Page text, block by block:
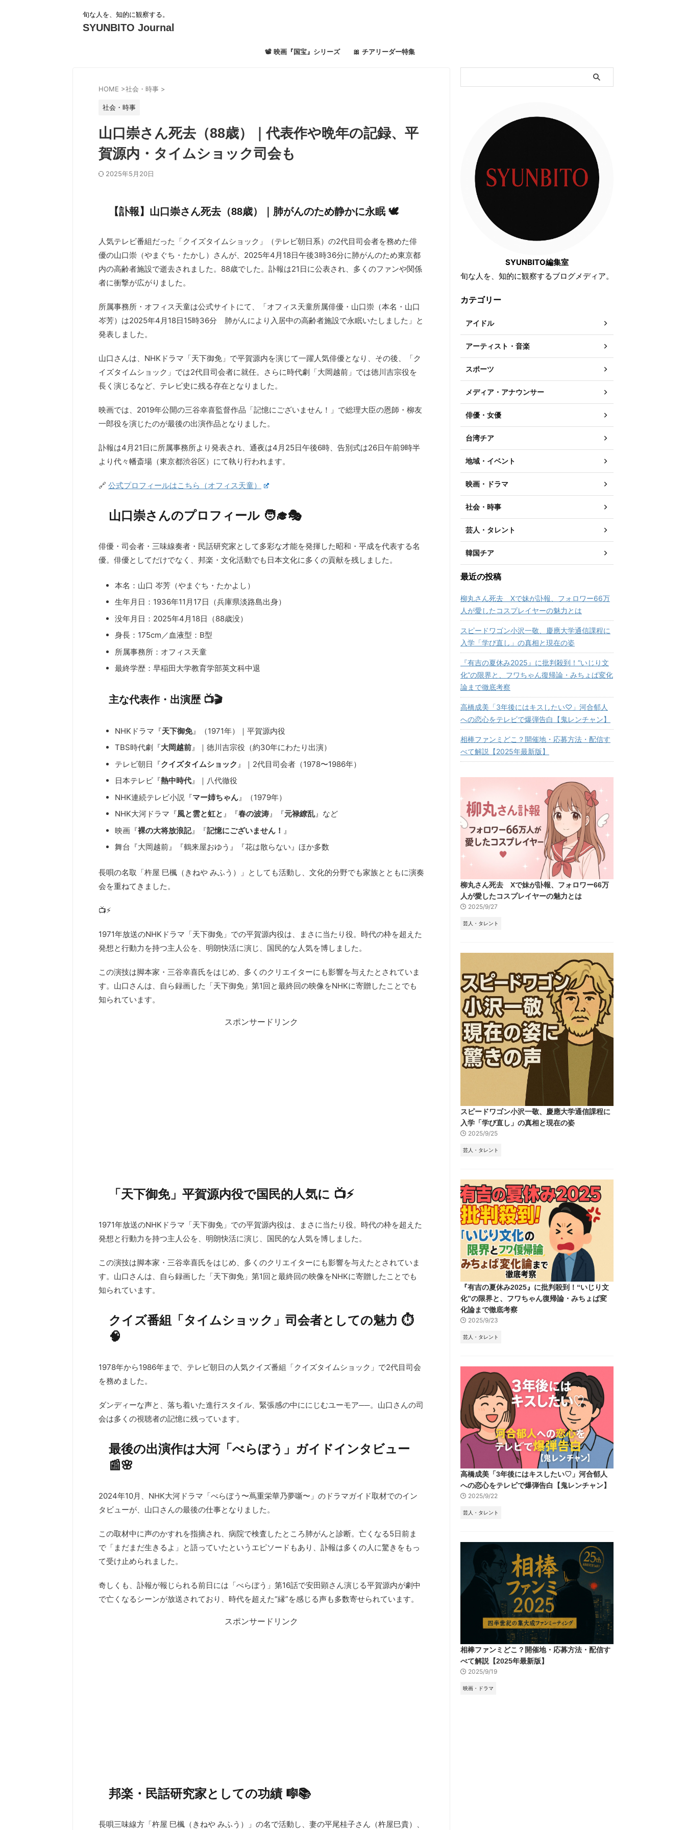
旬な人を、知的に観察する。
SYUNBITO Journal
📽 映画『国宝』シリーズ 🎀 チアリーダー特集
HOME >社会・時事 >
社会・時事
山口崇さん死去（88歳）｜代表作や晩年の記録、平
賀源内・タイムショック司会も
2025年5月20日
【訃報】山口崇さん死去（88歳）｜肺がんのため静かに永眠 🕊️
人気テレビ番組だった「クイズタイムショック」（テレビ朝日系）の2代目司会者を務めた俳
優の山口崇（やまぐち・たかし）さんが、2025年4月18日午後3時36分に肺がんのため東京都
内の高齢者施設で逝去されました。88歳でした。訃報は21日に公表され、多くのファンや関係
者に衝撃が広がりました。
所属事務所・オフィス天童は公式サイトにて、「オフィス天童所属俳優・山口崇（本名・山口
岑芳）は2025年4月18日15時36分 肺がんにより入居中の高齢者施設で永眠いたしました」と
発表しました。
山口さんは、NHKドラマ「天下御免」で平賀源内を演じて一躍人気俳優となり、その後、「ク
イズタイムショック」では2代目司会者に就任。さらに時代劇「大岡越前」では徳川吉宗役を
長く演じるなど、テレビ史に残る存在となりました。
映画では、2019年公開の三谷幸喜監督作品「記憶にございません！」で総理大臣の恩師・柳友
一郎役を演じたのが最後の出演作品となりました。
訃報は4月21日に所属事務所より発表され、通夜は4月25日午後6時、告別式は26日午前9時半
より代々幡斎場（東京都渋谷区）にて執り行われます。
🔗 公式プロフィールはこちら（オフィス天童）
山口崇さんのプロフィール 🧑‍🎓🎭
俳優・司会者・三味線奏者・民話研究家として多彩な才能を発揮した昭和・平成を代表する名
優。俳優としてだけでなく、邦楽・文化活動でも日本文化に多くの貢献を残しました。
本名：山口 岑芳（やまぐち・たかよし）
生年月日：1936年11月17日（兵庫県淡路島出身）
没年月日：2025年4月18日（88歳没）
身長：175cm／血液型：B型
所属事務所：オフィス天童
最終学歴：早稲田大学教育学部英文科中退
主な代表作・出演歴 📺🎬
NHKドラマ『天下御免』（1971年）｜平賀源内役
TBS時代劇『大岡越前』｜徳川吉宗役（約30年にわたり出演）
テレビ朝日『クイズタイムショック 』｜2代目司会者（1978〜1986年）
日本テレビ『熱中時代』｜八代徹役
NHK連続テレビ小説『マー姉ちゃん 』（1979年）
NHK大河ドラマ『風と雲と虹と 』『春の波涛』『元禄繚乱』など
映画『裸の大将放浪記』『記憶にございません！ 』
舞台『大岡越前』『鶴来屋おゆう』『花は散らない』ほか多数
長唄の名取「杵屋 巳楓（きねや みふう）」としても活動し、文化的分野でも家族とともに演奏
会を重ねてきました。
📺⚡
1971年放送のNHKドラマ「天下御免」での平賀源内役は、まさに当たり役。時代の枠を超えた
発想と行動力を持つ主人公を、明朗快活に演じ、国民的な人気を博しました。
この演技は脚本家・三谷幸喜氏をはじめ、多くのクリエイターにも影響を与えたとされていま
す。山口さんは、自ら録画した「天下御免」第1回と最終回の映像をNHKに寄贈したことでも
知られています。
スポンサードリンク
「天下御免」平賀源内役で国民的人気に 📺⚡
1971年放送のNHKドラマ「天下御免」での平賀源内役は、まさに当たり役。時代の枠を超えた
発想と行動力を持つ主人公を、明朗快活に演じ、国民的な人気を博しました。
この演技は脚本家・三谷幸喜氏をはじめ、多くのクリエイターにも影響を与えたとされていま
す。山口さんは、自ら録画した「天下御免」第1回と最終回の映像をNHKに寄贈したことでも
知られています。
クイズ番組「タイムショック」司会者としての魅力 ⏱️
🧠
1978年から1986年まで、テレビ朝日の人気クイズ番組「クイズタイムショック」で2代目司会
を務めました。
ダンディーな声と、落ち着いた進行スタイル、緊張感の中ににじむユーモア──。山口さんの司
会は多くの視聴者の記憶に残っています。
最後の出演作は大河「べらぼう」ガイドインタビュー
📰🌸
2024年10月、NHK大河ドラマ「べらぼう〜蔦重栄華乃夢噺〜」のドラマガイド取材でのイン
タビューが、山口さんの最後の仕事となりました。
この取材中に声のかすれを指摘され、病院で検査したところ肺がんと診断。亡くなる5日前ま
で「まだまだ生きるよ」と語っていたというエピソードもあり、訃報は多くの人に驚きをもっ
て受け止められました。
奇しくも、訃報が報じられる前日には「べらぼう」第16話で安田顕さん演じる平賀源内が劇中
で亡くなるシーンが放送されており、時代を超えた“縁”を感じる声も多数寄せられています。
スポンサードリンク
邦楽・民話研究家としての功績 🎼📚
長唄三味線方「杵屋 巳楓（きねや みふう）」の名で活動し、妻の平尾桂子さん（杵屋巳貴）、
SYUNBITO編集室
旬な人を、知的に観察するブログメディア。
カテゴリー
アイドル
アーティスト・音楽
スポーツ
メディア・アナウンサー
俳優・女優
台湾チア
地域・イベント
映画・ドラマ
社会・時事
芸人・タレント
韓国チア
最近の投稿
柳丸さん死去 Xで妹が訃報、フォロワー66万
人が愛したコスプレイヤーの魅力とは
スピードワゴン小沢一敬、慶應大学通信課程に
入学「学び直し」の真相と現在の姿
『有吉の夏休み2025』に批判殺到！“いじり文
化”の限界と、フワちゃん復帰論・みちょぱ変化
論まで徹底考察
高橋成美「3年後にはキスしたい♡」河合郁人
への恋心をテレビで爆弾告白【鬼レンチャン】
相棒ファンミどこ？開催地・応募方法・配信す
べて解説【2025年最新版】
柳丸さん死去 Xで妹が訃報、フォロワー66万
人が愛したコスプレイヤーの魅力とは
2025/9/27
芸人・タレント
スピードワゴン小沢一敬、慶應大学通信課程に
入学「学び直し」の真相と現在の姿
2025/9/25
芸人・タレント
『有吉の夏休み2025』に批判殺到！“いじり文
化”の限界と、フワちゃん復帰論・みちょぱ変
化論まで徹底考察
2025/9/23
芸人・タレント
高橋成美「3年後にはキスしたい♡」河合郁人
への恋心をテレビで爆弾告白【鬼レンチャン】
2025/9/22
芸人・タレント
相棒ファンミどこ？開催地・応募方法・配信す
べて解説【2025年最新版】
2025/9/19
映画・ドラマ